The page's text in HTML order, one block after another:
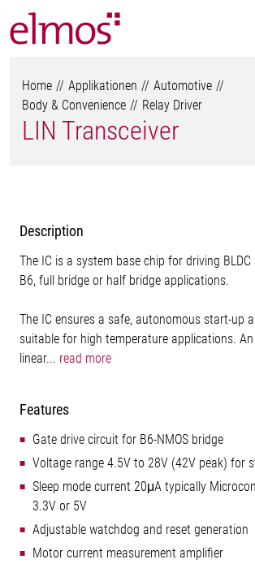
Home Applikationen
Automotive
Body & Convenience
Relay Driver
LIN Transceiver
Description
The IC is a system base chip for driving
B6, full bridge or half bridge applications.
The IC ensures a safe, autonomous start-up
suitable for high temperature applications.
linear... read more
Features
Gate drive circuit for B6-NMOS bridge
Voltage range 4.5V to 28V (42V peak) for
Sleep mode current 20μA typically
3.3V or 5V
Adjustable watchdog and reset generation
Motor current measurement amplifier